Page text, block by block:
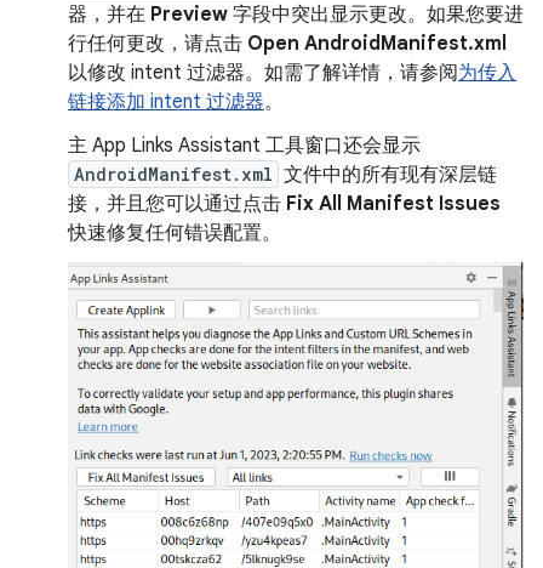
器，并在 Preview 字段中突出显示更改。如果您要进
行任何更改，请点击 Open AndroidManifest.xml
以修改 intent 过滤器。如需了解详情，请参阅为传入
链接添加 intent 过滤器。
主 App Links Assistant 工具窗口还会显示
AndroidManifest.xml 文件中的所有现有深层链
接，并且您可以通过点击 Fix All Manifest Issues
快速修复任何错误配置。